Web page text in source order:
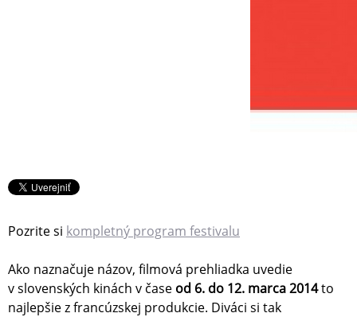
Pozrite si kompletný program festivalu
Ako naznačuje názov, filmová prehliadka uvedie
v slovenských kinách v čase od 6. do 12. marca 2014to
najlepšie z francúzskej produkcie. Diváci si tak